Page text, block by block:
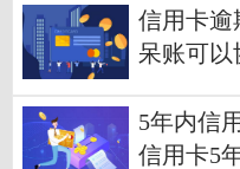
信用卡逾
呆账可以
5年内信
信用卡5